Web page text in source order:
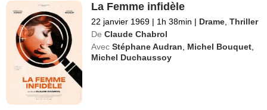
La Femme infidèle
22 janvier 1969 | 1h 38min | Drame,Thriller
De Claude Chabrol
Avec Stéphane Audran, Michel Bouquet,
Michel Duchaussoy